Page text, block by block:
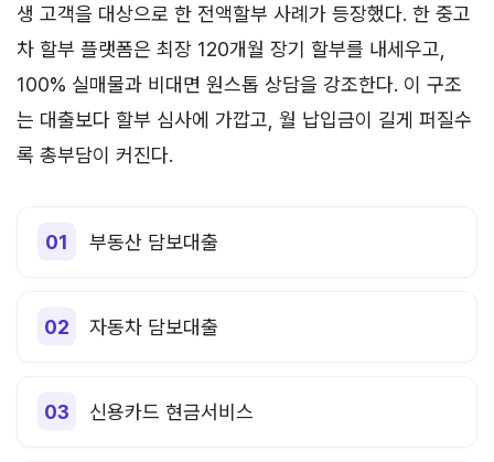
생 고객을 대상으로 한 전액할부 사례가 등장했다. 한 중고
차 할부 플랫폼은 최장 120개월 장기 할부를 내세우고,
100% 실매물과 비대면 원스톱 상담을 강조한다. 이 구조
는 대출보다 할부 심사에 가깝고, 월 납입금이 길게 퍼질수
록 총부담이 커진다.
부동산 담보대출
자동차 담보대출
신용카드 현금서비스